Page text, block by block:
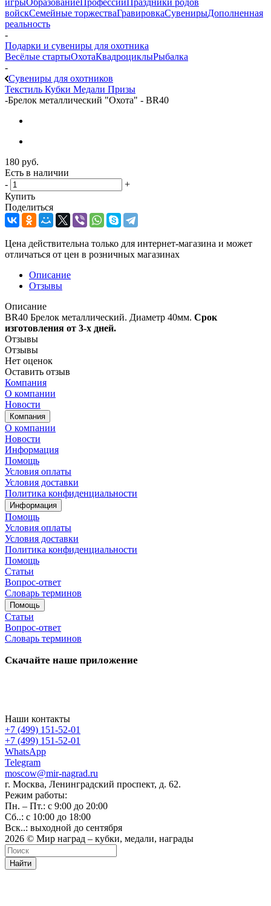
войскСемейные торжестваГравировкаСувенирыДополненная
реальность
-
Подарки и сувениры для охотника
Весёлые стартыОхотаКвадроциклыРыбалка
-
Сувениры для охотников
Текстиль Кубки Медали Призы
-Брелок металлический "Охота" - BR40
180 руб.
Есть в наличии
-
+
Купить
Поделиться
Цена действительна только для интернет-магазина и может
отличаться от цен в розничных магазинах
Описание
Отзывы
Описание
BR40 Брелок металлический. Диаметр 40мм. Срок
изготовления от 3-х дней.
Отзывы
Отзывы
Нет оценок
Оставить отзыв
Компания
О компании
Новости
Компания
О компании
Новости
Информация
Помощь
Условия оплаты
Условия доставки
Политика конфиденциальности
Информация
Помощь
Условия оплаты
Условия доставки
Политика конфиденциальности
Помощь
Статьи
Вопрос-ответ
Словарь терминов
Помощь
Статьи
Вопрос-ответ
Словарь терминов
Скачайте наше приложение
Наши контакты
+7 (499) 151-52-01
+7 (499) 151-52-01
WhatsApp
Telegram
moscow@mir-nagrad.ru
г. Москва, Ленинградский проспект, д. 62.
Режим работы:
Пн. – Пт.: с 9:00 до 20:00
Сб..: с 10:00 до 18:00
Вск..: выходной до сентября
2026 © Мир наград – кубки, медали, награды
Найти